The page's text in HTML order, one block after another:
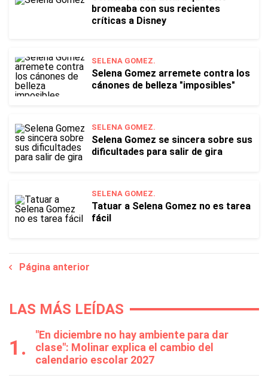
bromeaba con sus recientes
críticas a Disney
SELENA GOMEZ.
Selena Gomez arremete contra los
cánones de belleza "imposibles"
SELENA GOMEZ.
Selena Gomez se sincera sobre sus
dificultades para salir de gira
SELENA GOMEZ.
Tatuar a Selena Gomez no es tarea
fácil
Página anterior
LAS MÁS LEÍDAS
"En diciembre no hay ambiente para dar
clase": Molinar explica el cambio del
calendario escolar 2027